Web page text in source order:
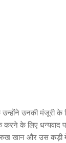
उनकी मंजूरी के
के लिए धन्यवाद
खान और उस कड़ी